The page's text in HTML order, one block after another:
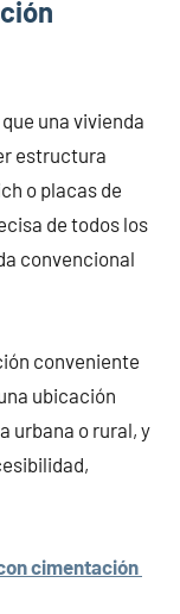
una vivienda
estructura
o placas de
de todos los
convencional
conveniente
ubicación
urbana o rural, y
cimentación